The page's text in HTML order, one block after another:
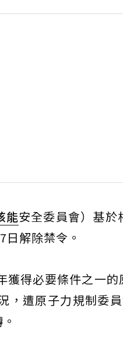
能安全委員會）基於
解除禁令。
得必要條件之一的
，遭原子力規制委